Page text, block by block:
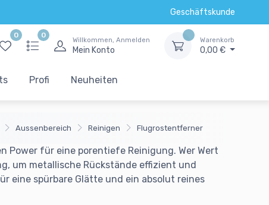
Geschäftskunde
0 0
Willkommen, Anmelden
Mein Konto
Warenkorb
0,00 €
Profi Neuheiten
Aussenbereich Reinigen Flugrostentferner
für eine porentiefe Reinigung. Wer Wert
um metallische Rückstände effizient und
eine spürbare Glätte und ein absolut reines